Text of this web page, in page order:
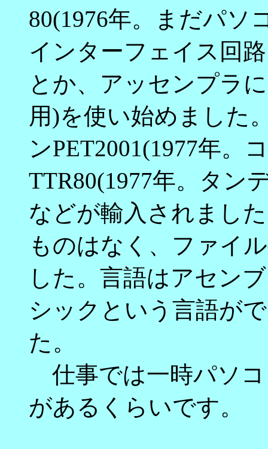
80(1976年。まだパソ
インターフェイス回
とか、アッセンプラ
用)を使い始めました
ンPET2001(1977年。
TTR80(1977年。タン
などが輸入されまし
ものはなく、ファイ
した。言語はアセン
シックという言語が
た。
仕事では一時パソ
があるくらいです。